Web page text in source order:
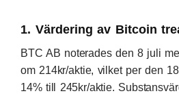
1. Värdering av Bitcoin
BTC AB noterades den 8 juli
om 214kr/aktie, vilket per den
14% till 245kr/aktie.